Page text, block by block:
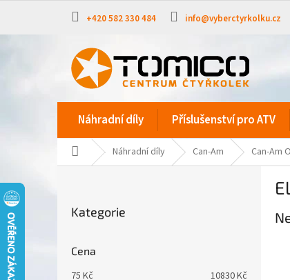
obsah
+420 582 330 484 info@vyberctyrkolku.cz
Náhradní díly Příslušenství pro ATV
Domů Náhradní díly Can-Am Can-Am
kategorie
Kategorie
Cena
75 Kč 10830Kč